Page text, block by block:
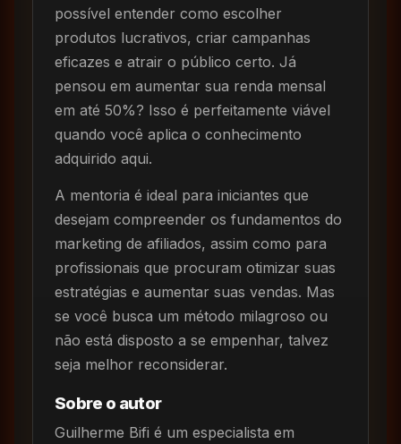
possível entender como escolher
produtos lucrativos, criar campanhas
eficazes e atrair o público certo. Já
pensou em aumentar sua renda mensal
em até 50%? Isso é perfeitamente viável
quando você aplica o conhecimento
adquirido aqui.
A mentoria é ideal para iniciantes que
desejam compreender os fundamentos do
marketing de afiliados, assim como para
profissionais que procuram otimizar suas
estratégias e aumentar suas vendas. Mas
se você busca um método milagroso ou
não está disposto a se empenhar, talvez
seja melhor reconsiderar.
Sobre o autor
Guilherme Bifi é um especialista em